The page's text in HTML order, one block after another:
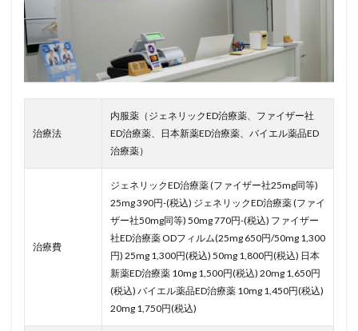
治療法
内服薬（ジェネリックED治療薬、ファイザー社
ED治療薬、日本新薬ED治療薬、バイエル薬品ED
治療薬）
治療費
ジェネリックED治療薬 (ファイザー社25mg同等)
25mg 390円-(税込) ジェネリックED治療薬 (ファイ
ザー社50mg同等) 50mg 770円-(税込) ファイザー
社ED治療薬 ODフィルム(25mg 650円/50mg 1,300
円) 25mg 1,300円(税込) 50mg 1,800円(税込) 日本
新薬ED治療薬 10mg 1,500円(税込) 20mg 1,650円
(税込) バイエル薬品ED治療薬 10mg 1,450円(税込)
20mg 1,750円(税込)